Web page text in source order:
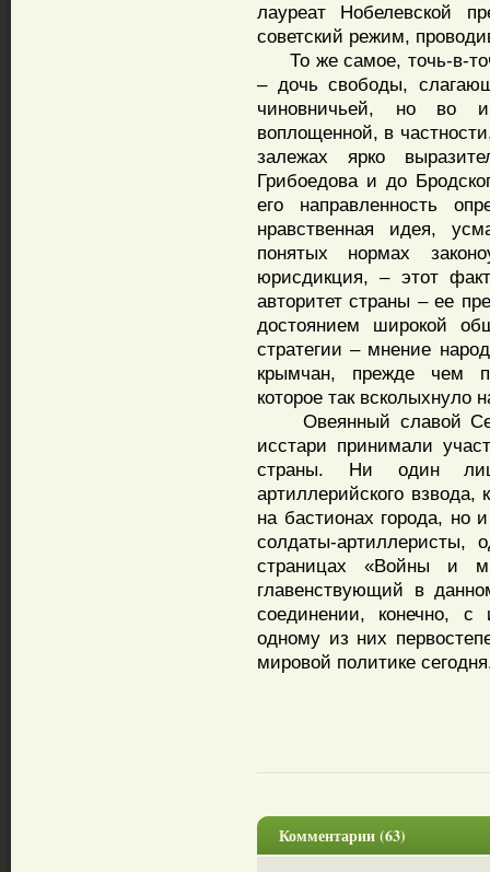
лауреат Нобелевской
советский режим,
То же самое, точь-в-
– дочь свободы,
чиновничьей, но во
воплощенной, в
залежах ярко
Грибоедова и до
его направленность
нравственная идея,
понятых нормах
юрисдикция, – этот
авторитет страны – ее
достоянием широкой
стратегии – мнение
крымчан, прежде чем
которое так всколыхнуло
Овеянный славой
исстари принимали
страны. Ни один
артиллерийского
на бастионах города, но
солдаты-артиллеристы,
страницах «Войны и
главенствующий в
соединении, конечно,
одному из них
мировой политике
Комментарии (63)